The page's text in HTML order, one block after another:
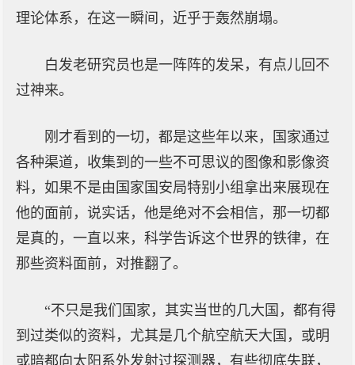
理论体系，在这一瞬间，近乎于轰然崩塌。
白发老研究员也是一阵阵的发呆，有点儿回不
过神来。
刚才看到的一切，都是这些年以来，国家通过
各种渠道，收集到的一些不可思议的图像和影像资
料，如果不是由国家国安局特别小组拿出来展现在
他的面前，说实话，他是绝对不会相信，那一切都
是真的，一直以来，科学告诉这个世界的铁律，在
那些资料面前，对推翻了。
“不只是我们国家，其实当世的几大国，都有得
到过类似的资料，尤其是几个航空航天大国，或明
或暗都向太阳系外发射过探测器，有些彻底失联，